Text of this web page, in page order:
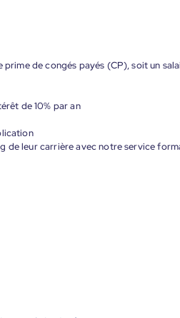
prime de congés payés (CP), soit un
de 10% par an
de leur carrière avec notre service